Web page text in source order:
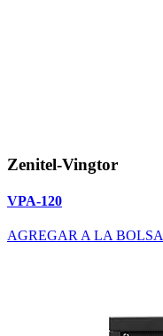
Zenitel-Vingtor
VPA-120
AGREGAR A LA BOLSA